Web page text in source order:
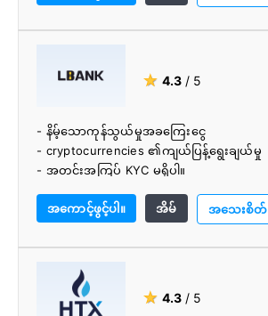
★ 4.3 / 5
- နိမ့်သောကုန်သွယ်မှုအခကြေးငွေ
- cryptocurrencies ၏ကျယ်ပြန့်ရွေးချယ်မှု
- အတင်းအကြပ် KYC မရှိပါ။
- ပညာရှင်အဖွဲ့
အကောင့်ဖွင့်ပါ။ အိမ် အသေးစိတ်
★ 4.3 / 5